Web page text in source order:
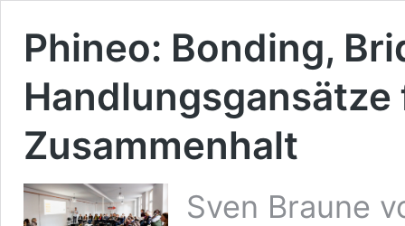
Phineo: Bonding,
Zusammenhalt
Sven Braune